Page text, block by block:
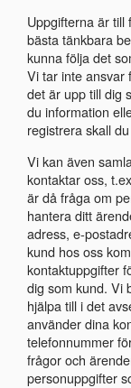
Uppgifterna är till
bästa tänkbara
kunna följa det
Vi tar inte ansvar
det är upp till dig
du information
registrera skall
Vi kan även
kontaktar oss,
är då fråga om
hantera ditt
adress, e-
kund hos oss
kontaktuppgifter
dig som kund. Vi
hjälpa till i det
använder dina
telefonnummer
frågor och
personuppgifter